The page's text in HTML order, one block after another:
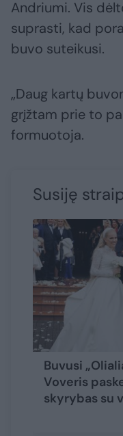
Andriumi. Vis
suprasti, kad
buvo suteikusi.
„Daug kartų
grįžtam prie to
formuotoja.
Susiję
Buvusi
Voveris
skyrybas su